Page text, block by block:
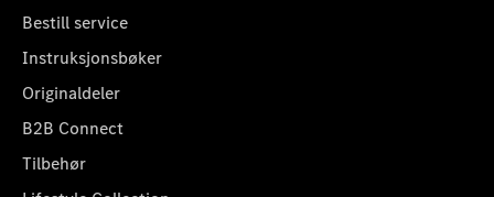
Bestill service
Instruksjonsbøker
Originaldeler
B2B Connect
Tilbehør